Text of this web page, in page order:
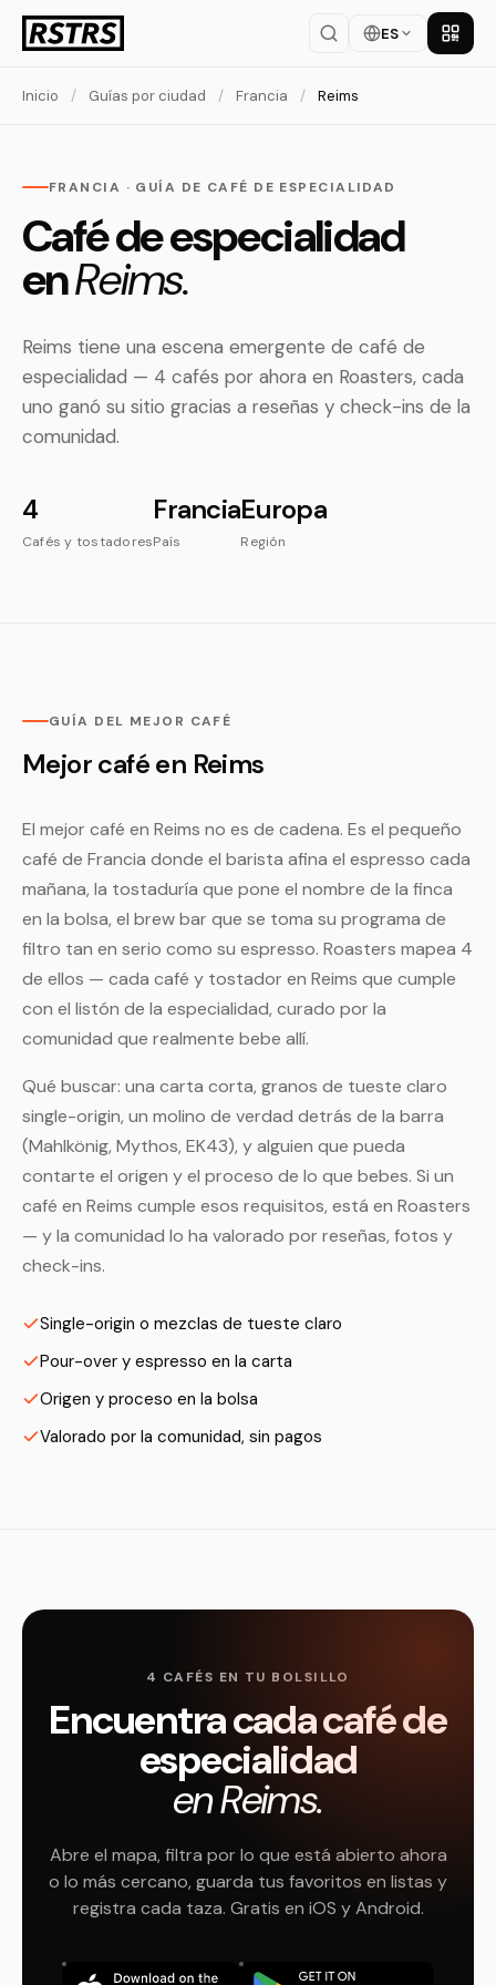
ES
Inicio / Guías por ciudad / Francia / Reims
FRANCIA · GUÍA DE CAFÉ DE ESPECIALIDAD
Café de especialidad
enReims.
Reims tiene una escena emergente de café de
especialidad — 4 cafés por ahora en Roasters, cada
uno ganó su sitio gracias a reseñas y check-ins de la
comunidad.
4
Cafés y tostadores
Francia
País
Europa
Región
GUÍA DEL MEJOR CAFÉ
Mejor café en Reims
El mejor café en Reims no es de cadena. Es el pequeño
café de Francia donde el barista afina el espresso cada
mañana, la tostaduría que pone el nombre de la finca
en la bolsa, el brew bar que se toma su programa de
filtro tan en serio como su espresso. Roasters mapea 4
de ellos — cada café y tostador en Reims que cumple
con el listón de la especialidad, curado por la
comunidad que realmente bebe allí.
Qué buscar: una carta corta, granos de tueste claro
single-origin, un molino de verdad detrás de la barra
(Mahlkönig, Mythos, EK43), y alguien que pueda
contarte el origen y el proceso de lo que bebes. Si un
café en Reims cumple esos requisitos, está en Roasters
— y la comunidad lo ha valorado por reseñas, fotos y
check-ins.
Single-origin o mezclas de tueste claro
Pour-over y espresso en la carta
Origen y proceso en la bolsa
Valorado por la comunidad, sin pagos
4 CAFÉS EN TU BOLSILLO
Encuentra cada café de
especialidad
en Reims.
Abre el mapa, filtra por lo que está abierto ahora
o lo más cercano, guarda tus favoritos en listas y
registra cada taza. Gratis en iOS y Android.